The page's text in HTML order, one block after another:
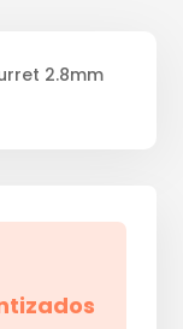
2.8mm